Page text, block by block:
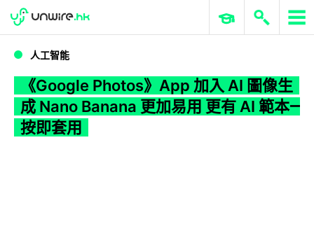
WWDC 2026 ERP 與商業 AI
人工智能
《Google Photos》App 加入 AI 圖像生
成 Nano Banana 更加易用 更有 AI 範本一
按即套用